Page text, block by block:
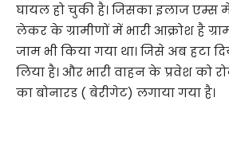
घायल हो चुकी है। जिसका इलाज एम्स में
लेकर के ग्रामीणों में भारी आक्रोश है
जाम भी किया गया था। जिसे अब हटा
लिया है। और भारी वाहन के प्रवेश को
का बोनारड ( बेरीगेट) लगाया गया है।